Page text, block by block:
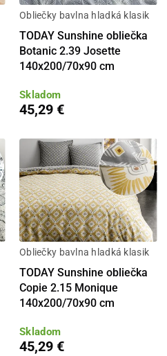
Obliečky bavlna hladká klasik
TODAY Sunshine obliečka
Botanic 2.39 Josette
140x200/70x90 cm
Skladom
45,29 €
Obliečky bavlna hladká klasik
TODAY Sunshine obliečka
Copie 2.15 Monique
140x200/70x90 cm
Skladom
45,29 €